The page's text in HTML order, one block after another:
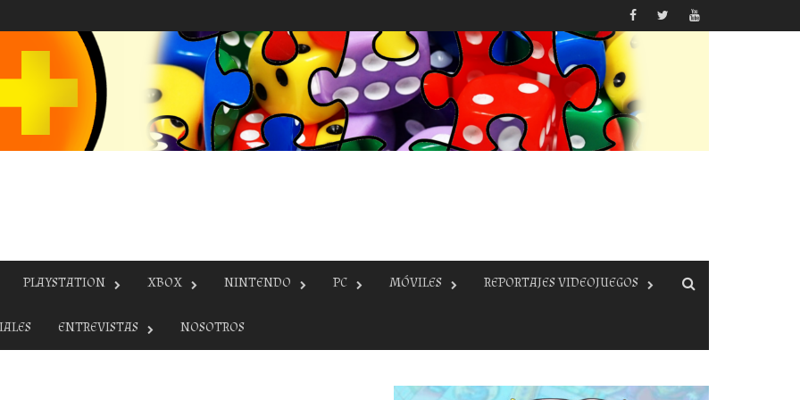
PLAYSTATION XBOX NINTENDO PC MÓVILES REPORTAJES VIDEOJUEGOS
ENTREVISTAS NOSOTROS